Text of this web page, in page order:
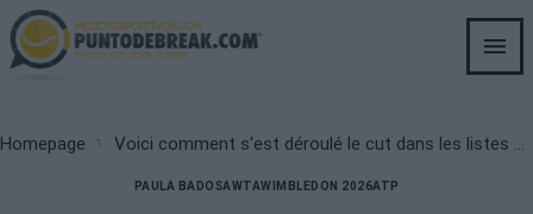
Skip
to
main
Breadcrumb
Homepage
PAULA BADOSAWTAWIMBLEDON 2026ATP